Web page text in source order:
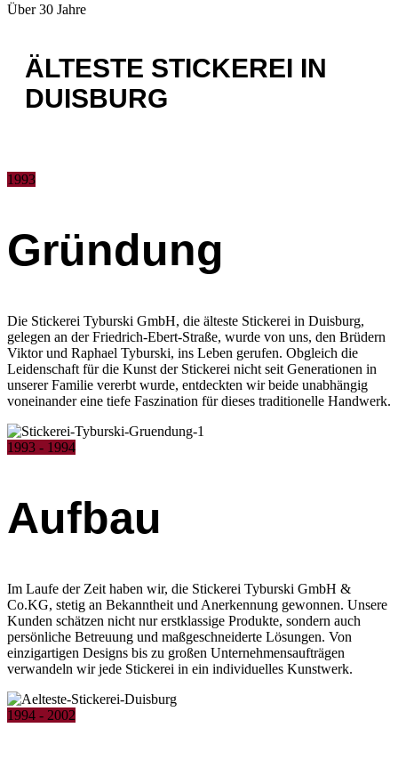
Über 30 Jahre
ÄLTESTE STICKEREI IN
DUISBURG
1993
Gründung
Die Stickerei Tyburski GmbH, die älteste Stickerei in Duisburg,
gelegen an der Friedrich-Ebert-Straße, wurde von uns, den Brüdern
Viktor und Raphael Tyburski, ins Leben gerufen. Obgleich die
Leidenschaft für die Kunst der Stickerei nicht seit Generationen in
unserer Familie vererbt wurde, entdeckten wir beide unabhängig
voneinander eine tiefe Faszination für dieses traditionelle Handwerk.
1993 - 1994
Aufbau
Im Laufe der Zeit haben wir, die Stickerei Tyburski GmbH &
Co.KG, stetig an Bekanntheit und Anerkennung gewonnen. Unsere
Kunden schätzen nicht nur erstklassige Produkte, sondern auch
persönliche Betreuung und maßgeschneiderte Lösungen. Von
einzigartigen Designs bis zu großen Unternehmensaufträgen
verwandeln wir jede Stickerei in ein individuelles Kunstwerk.
1994 - 2002